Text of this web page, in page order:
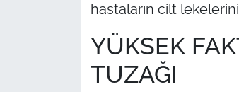
hastaların cilt
YÜKSEK
TUZAĞI